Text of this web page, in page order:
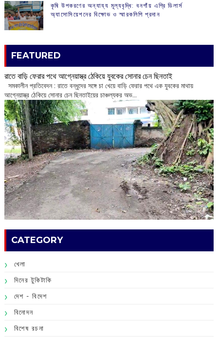
কৃষি উপকরণের অন্যায্য মূল্যবৃদ্ধি: বনগাঁয় এগ্রি ডিলার্স
অ্যাসোসিয়েশনের বিক্ষোভ ও স্মারকলিপি প্রদান
FEATURED
রাতে বাড়ি ফেরার পথে আগ্নেয়াস্ত্র ঠেকিয়ে যুবকের সোনার চেন ছিনতাই
সমকালীন প্রতিবেদন : রাতে বন্ধুদের সঙ্গে চা খেয়ে বাড়ি ফেরার পথে এক যুবকের মাথায়
আগ্নেয়াস্ত্র ঠেকিয়ে সোনার চেন ছিনতাইয়ের চাঞ্চল্যকর অভ...
CATEGORY
খেলা
দিনের টুকিটাকি
দেশ - বিদেশ
বিনোদন
বিশেষ রচনা